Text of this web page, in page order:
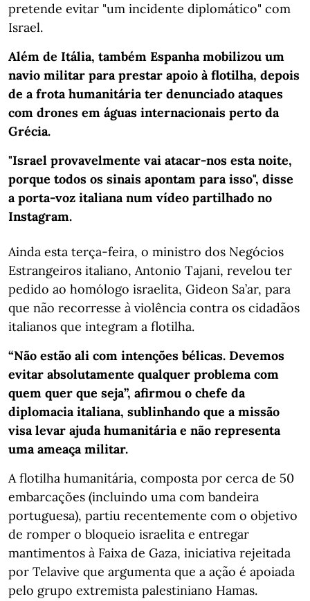
pretende evitar "um incidente diplomático" com
Israel.
Além de Itália, também Espanha mobilizou um
navio militar para prestar apoio à flotilha, depois
de a frota humanitária ter denunciado ataques
com drones em águas internacionais perto da
Grécia.
"Israel provavelmente vai atacar-nos esta noite,
porque todos os sinais apontam para isso", disse
a porta-voz italiana num vídeo partilhado no
Instagram.
Ainda esta terça-feira, o ministro dos Negócios
Estrangeiros italiano, Antonio Tajani, revelou ter
pedido ao homólogo israelita, Gideon Sa’ar, para
que não recorresse à violência contra os cidadãos
italianos que integram a flotilha.
“Não estão ali com intenções bélicas. Devemos
evitar absolutamente qualquer problema com
quem quer que seja”, afirmou o chefe da
diplomacia italiana, sublinhando que a missão
visa levar ajuda humanitária e não representa
uma ameaça militar.
A flotilha humanitária, composta por cerca de 50
embarcações (incluindo uma com bandeira
portuguesa), partiu recentemente com o objetivo
de romper o bloqueio israelita e entregar
mantimentos à Faixa de Gaza, iniciativa rejeitada
por Telavive que argumenta que a ação é apoiada
pelo grupo extremista palestiniano Hamas.